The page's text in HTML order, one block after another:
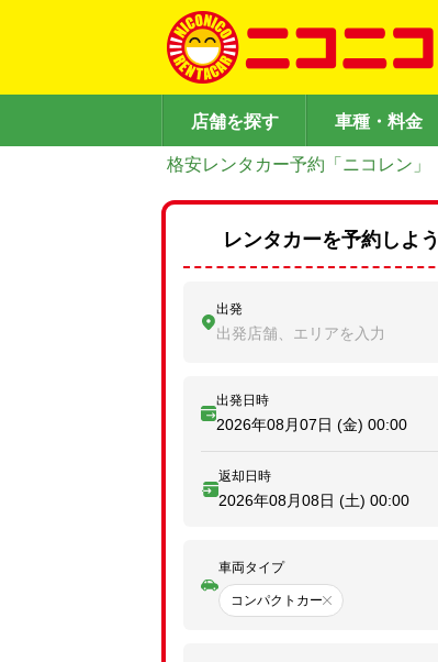
店舗を探す 車種・料金
格安レンタカー予約「ニコレン」
レンタカーを予約しよう
出発
出発店舗、エリアを入力
出発日時
2026年08月07日 (金) 00:00
返却日時
2026年08月08日 (土) 00:00
車両タイプ
コンパクトカー